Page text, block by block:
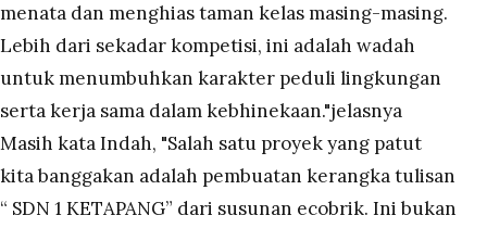
menata dan menghias taman kelas masing-masing.
Lebih dari sekadar kompetisi, ini adalah wadah
untuk menumbuhkan karakter peduli lingkungan
serta kerja sama dalam kebhinekaan."jelasnya
Masih kata Indah, "Salah satu proyek yang patut
kita banggakan adalah pembuatan kerangka tulisan
“ SDN 1 KETAPANG” dari susunan ecobrik. Ini bukan